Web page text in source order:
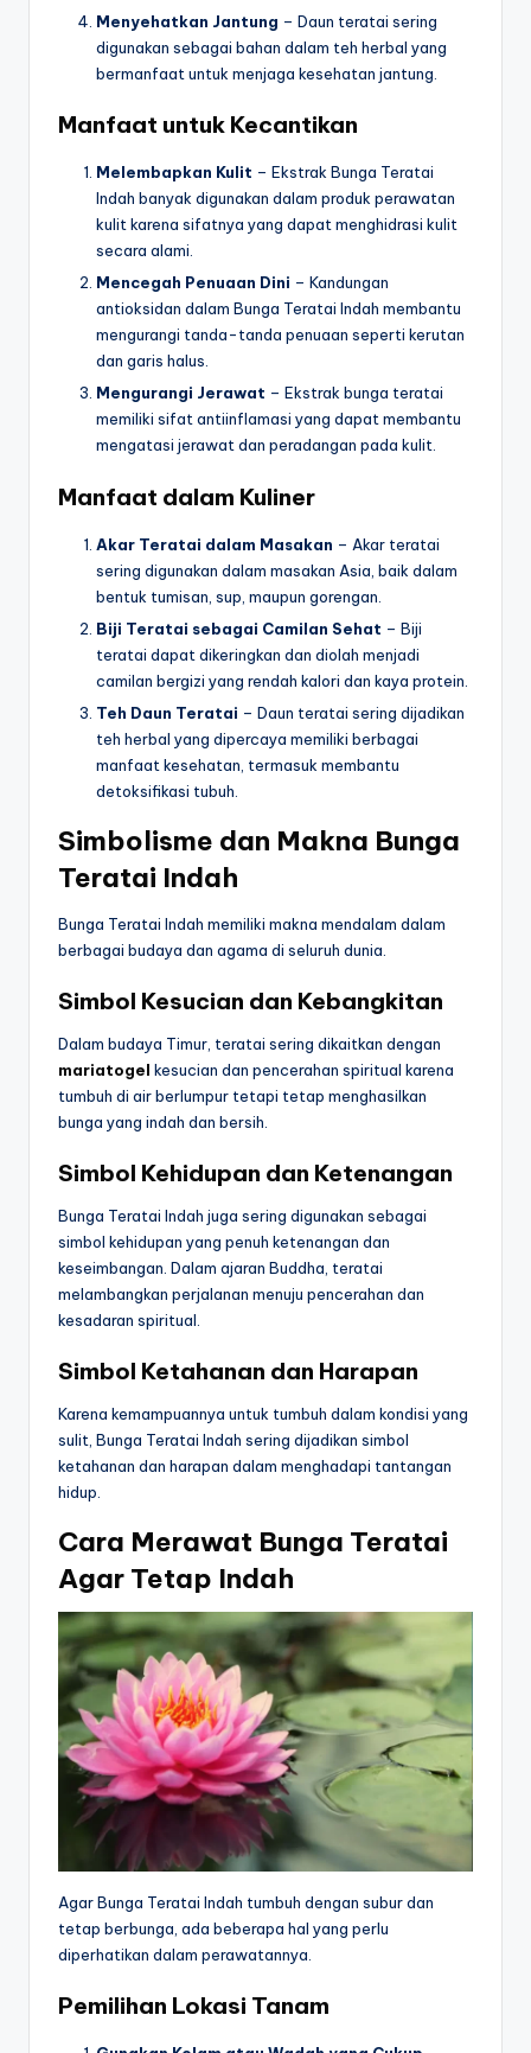
Menyehatkan Jantung – Daun teratai sering
digunakan sebagai bahan dalam teh herbal yang
bermanfaat untuk menjaga kesehatan jantung.
Manfaat untuk Kecantikan
Melembapkan Kulit – Ekstrak Bunga Teratai
Indah banyak digunakan dalam produk perawatan
kulit karena sifatnya yang dapat menghidrasi kulit
secara alami.
Mencegah Penuaan Dini – Kandungan
antioksidan dalam Bunga Teratai Indah membantu
mengurangi tanda-tanda penuaan seperti kerutan
dan garis halus.
Mengurangi Jerawat – Ekstrak bunga teratai
memiliki sifat antiinflamasi yang dapat membantu
mengatasi jerawat dan peradangan pada kulit.
Manfaat dalam Kuliner
Akar Teratai dalam Masakan – Akar teratai
sering digunakan dalam masakan Asia, baik dalam
bentuk tumisan, sup, maupun gorengan.
Biji Teratai sebagai Camilan Sehat – Biji
teratai dapat dikeringkan dan diolah menjadi
camilan bergizi yang rendah kalori dan kaya protein.
Teh Daun Teratai – Daun teratai sering dijadikan
teh herbal yang dipercaya memiliki berbagai
manfaat kesehatan, termasuk membantu
detoksifikasi tubuh.
Simbolisme dan Makna Bunga
Teratai Indah
Bunga Teratai Indah memiliki makna mendalam dalam
berbagai budaya dan agama di seluruh dunia.
Simbol Kesucian dan Kebangkitan
Dalam budaya Timur, teratai sering dikaitkan dengan
mariatogel kesucian dan pencerahan spiritual karena
tumbuh di air berlumpur tetapi tetap menghasilkan
bunga yang indah dan bersih.
Simbol Kehidupan dan Ketenangan
Bunga Teratai Indah juga sering digunakan sebagai
simbol kehidupan yang penuh ketenangan dan
keseimbangan. Dalam ajaran Buddha, teratai
melambangkan perjalanan menuju pencerahan dan
kesadaran spiritual.
Simbol Ketahanan dan Harapan
Karena kemampuannya untuk tumbuh dalam kondisi yang
sulit, Bunga Teratai Indah sering dijadikan simbol
ketahanan dan harapan dalam menghadapi tantangan
hidup.
Cara Merawat Bunga Teratai
Agar Tetap Indah
Agar Bunga Teratai Indah tumbuh dengan subur dan
tetap berbunga, ada beberapa hal yang perlu
diperhatikan dalam perawatannya.
Pemilihan Lokasi Tanam